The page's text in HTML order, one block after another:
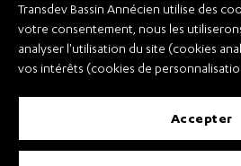
Transdev Bassin Annécien utilise des
votre consentement, nous les
analyser l'utilisation du site (cookies
vos intérêts (cookies de
accepter
Transdev Bassin Annécien
Recrutement